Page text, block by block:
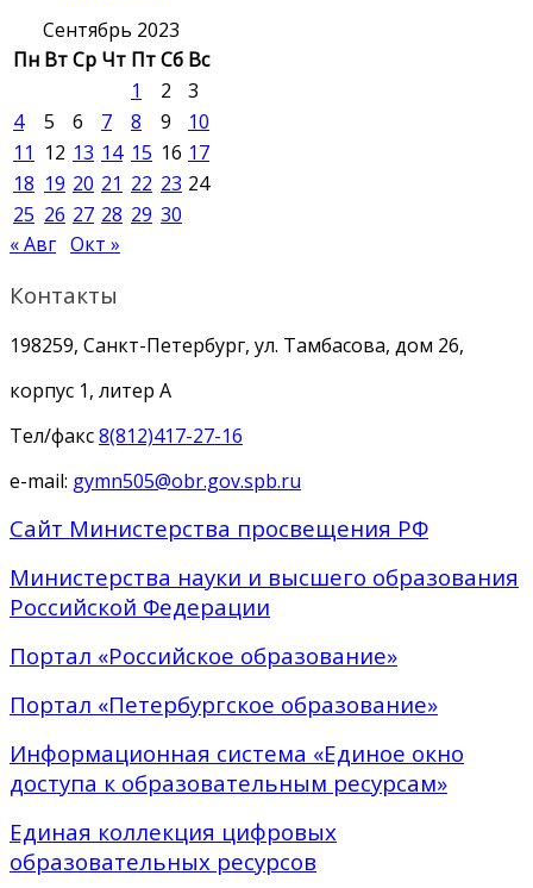
Сентябрь 2023
Пн ВтСр Чт ПтСб Вс
1
2
3
4
5 6 7 8 9
10
11 12 13 14 15 16 17
18 19 20 21 22 23 24
25 26 27 28 29 30
« Авг Окт »
Контакты
198259, Санкт-Петербург, ул. Тамбасова, дом 26,
корпус 1, литер А
Тел/факс8(812)417-27-16
e-mail: gymn505@obr.gov.spb.ru
Сайт Министерства просвещения РФ
Министерства науки и высшего образования
Российской Федерации
Портал «Российское образование»
Портал «Петербургское образование»
Информационная система «Единое окно
доступа к образовательным ресурсам»
Единая коллекция цифровых
образовательных ресурсов